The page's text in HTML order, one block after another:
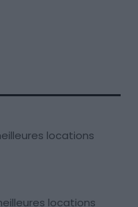
locations
locations